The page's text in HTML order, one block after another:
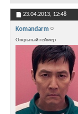
23.04.2013, 12:48
Komandarm
Открытый геймер